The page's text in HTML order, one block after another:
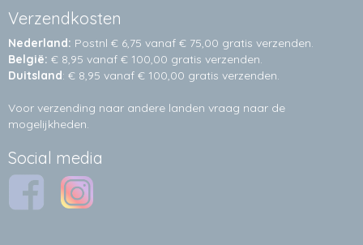
Verzendkosten
Nederland: Postnl € 6,75 vanaf € 75,00 gratis verzenden.
België: € 8,95 vanaf € 100,00 gratis verzenden.
Duitsland: € 8,95 vanaf € 100,00 gratis verzenden.
Voor verzending naar andere landen vraag naar de
mogelijkheden.
Social media